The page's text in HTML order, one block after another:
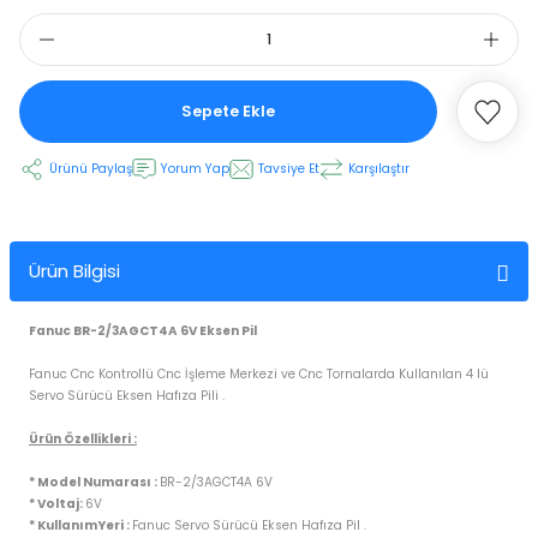
Yuvası
Kablo
Motor
Yuvası
Kablo
Membranı
Sepete Ekle
Ürünü Paylaş Yorum Yap Tavsiye Et Karşılaştır
Ürün Bilgisi
Fanuc BR-2/3AGCT4A 6V Eksen Pil
Fanuc Cnc Kontrollü Cnc İşleme Merkezi ve Cnc Tornalarda Kullanılan 4 lü
Servo Sürücü Eksen Hafıza Pili .
Ürün Özellikleri :
* Model Numarası : BR-2/3AGCT4A 6V
* Voltaj: 6V
* KullanımYeri : Fanuc Servo Sürücü Eksen Hafıza Pil .